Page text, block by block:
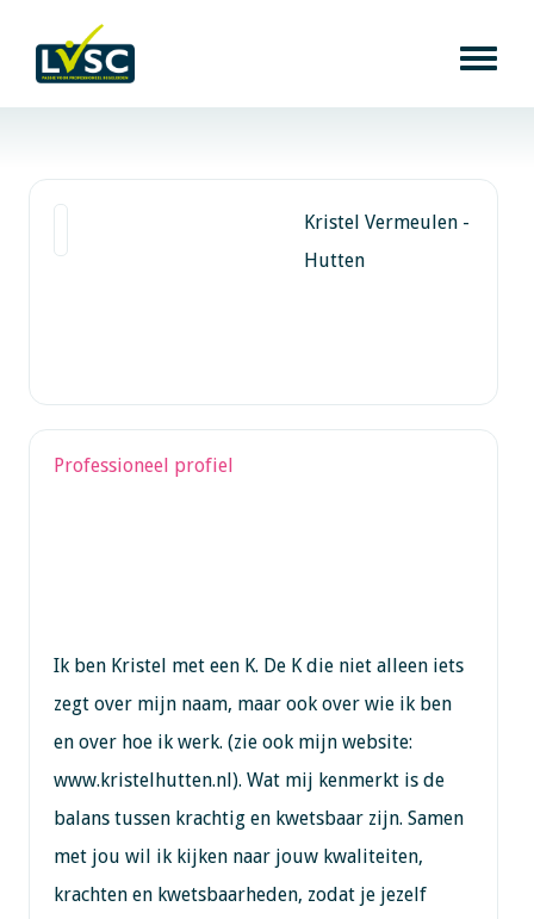
Kristel Vermeulen -
Hutten
Professioneel profiel
Ik ben Kristel met een K. De K die niet alleen iets
zegt over mijn naam, maar ook over wie ik ben
en over hoe ik werk. (zie ook mijn website:
www.kristelhutten.nl). Wat mij kenmerkt is de
balans tussen krachtig en kwetsbaar zijn. Samen
met jou wil ik kijken naar jouw kwaliteiten,
krachten en kwetsbaarheden, zodat je jezelf